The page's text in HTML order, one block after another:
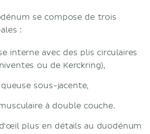
se compose de trois
:
interne avec des plis circulaires
ou de Kerckring),
sous-jacente,
à double couche.
plus en détails au duodénum